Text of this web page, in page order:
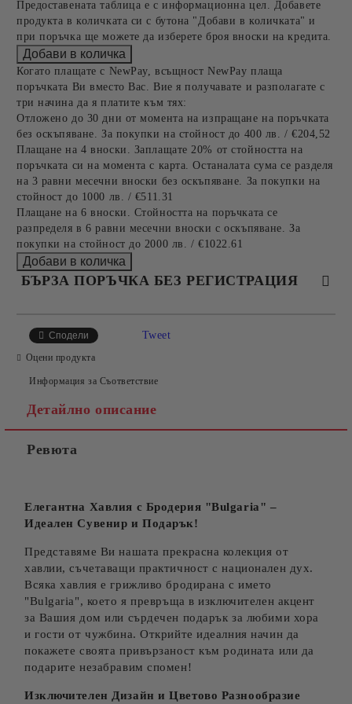
Предоставената таблица е с информационна цел. Добавете
продукта в количката си с бутона "Добави в количката" и
при поръчка ще можете да изберете броя вноски на кредита.
Когато плащате с NewPay, всъщност NewPay плаща
поръчката Ви вместо Вас. Вие я получавате и разполагате с
три начина да я платите към тях:
Отложено до 30 дни от момента на изпращане на поръчката
без оскъпяване. За покупки на стойност до 400 лв. / €204,52
Плащане на 4 вноски. Заплащате 20% от стойността на
поръчката си на момента с карта. Останалата сума се разделя
на 3 равни месечни вноски без оскъпяване. За покупки на
стойност до 1000 лв. / €511.31
Плащане на 6 вноски. Стойността на поръчката се
разпределя в 6 равни месечни вноски с оскъпяване. За
покупки на стойност до 2000 лв. / €1022.61
БЪРЗА ПОРЪЧКА БЕЗ РЕГИСТРАЦИЯ
Сподели Tweet
Оцени продукта
Информация за Съответствие
Детайлно описание
Ревюта
Елегантна Хавлия с Бродерия "Bulgaria" –
Идеален Сувенир и Подарък!
Представяме Ви нашата прекрасна колекция от
хавлии, съчетаващи практичност с национален дух.
Всяка хавлия е грижливо бродирана с името
"Bulgaria", което я превръща в изключителен акцент
за Вашия дом или сърдечен подарък за любими хора
и гости от чужбина. Открийте идеалния начин да
покажете своята привързаност към родината или да
подарите незабравим спомен!
Изключителен Дизайн и Цветово Разнообразие